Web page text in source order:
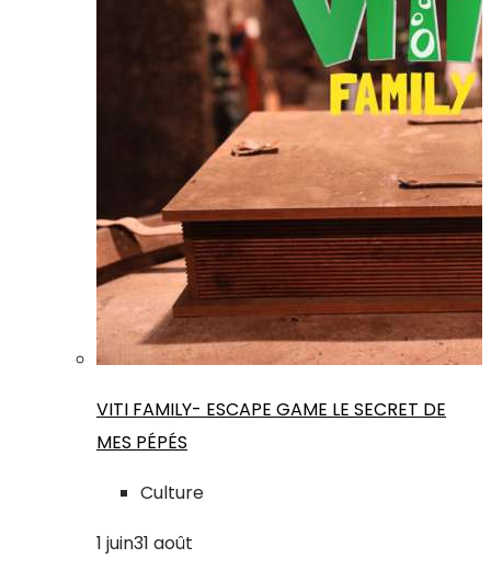
VITI FAMILY- ESCAPE GAME LE SECRET DE
MES PÉPÉS
Culture
1 juin31 août